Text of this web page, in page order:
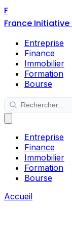
F
France Initiative
Entreprise
Finance
Immobilier
Formation
Bourse
Entreprise
Finance
Immobilier
Formation
Bourse
Accueil